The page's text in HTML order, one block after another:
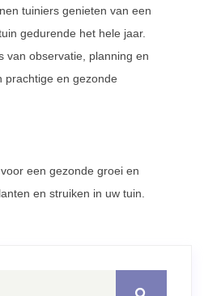
tuiniers genieten van een
gedurende het hele jaar.
van observatie, planning en
prachtige en gezonde
een gezonde groei en
en struiken in uw tuin.